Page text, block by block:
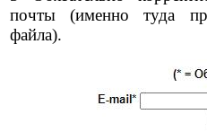
почты (именно туда
файла).